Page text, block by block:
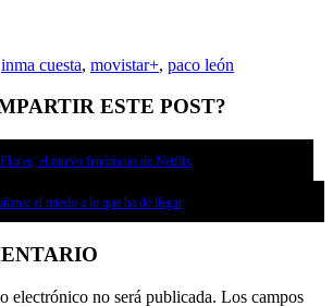
inma cuesta, movistar+, paco león
ESTE POST?
el nuevo fenómeno de Netflix
el miedo a lo que ha de llegar
electrónico no será publicada. Los campos